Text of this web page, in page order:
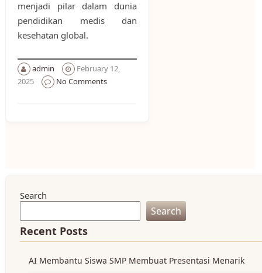
menjadi pilar dalam dunia
pendidikan medis dan
kesehatan global.
admin
February 12,
2025
No Comments
Search
Search
Recent Posts
AI Membantu Siswa SMP Membuat Presentasi Menarik